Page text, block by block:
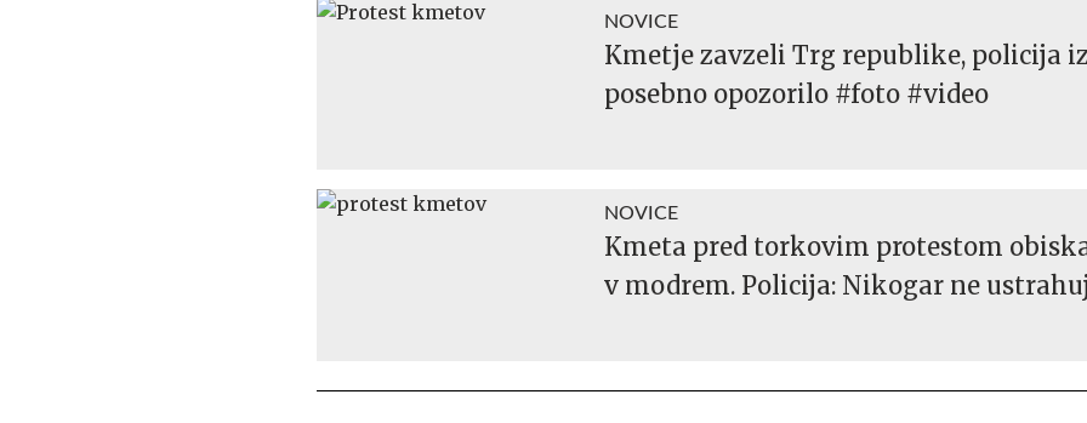
NOVICE
Kmetje zavzeli Trg republike, policija
posebno opozorilo #foto #video
NOVICE
Kmeta pred torkovim protestom
v modrem. Policija: Nikogar ne